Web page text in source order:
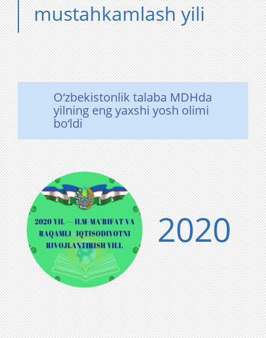
mustahkamlash yili
O‘zbekistonlik talaba MDHda
yilning eng yaxshi yosh olimi
bo‘ldi
2020